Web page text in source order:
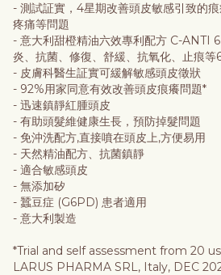
- 測試証實，4星期改善頭皮敏感引致的痕
疼痛等問題
- 意大利甜橙精油六效專利配方 C-
炎、抗菌、修復、舒緩、抗氧化、止痕等
- 皮膚科醫生証實可緩解敏感頭皮徵狀
- 92%用家同意有效改善頭皮痕癢問題*
- 迅速鎮靜紅腫頭皮
- 有助頭髮維健康生長，預防掉髮問題
- 免沖洗配方,直接噴在頭皮上,方便易用
- 天然精油配方、抗菌鎮靜
- 適合敏感頭皮
- 無添加矽
- 蠶豆症 (G6PD) 患者適用
- 意大利製造
*Trial and self assessment from 20
LARUS PHARMA SRL, Italy, DEC